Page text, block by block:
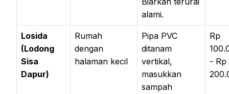
alami.
Losida
(Lodong
Sisa
Dapur)
Rumah
dengan
halaman kecil
Pipa PVC
ditanam
vertikal,
masukkan
sampah
Rp
- Rp